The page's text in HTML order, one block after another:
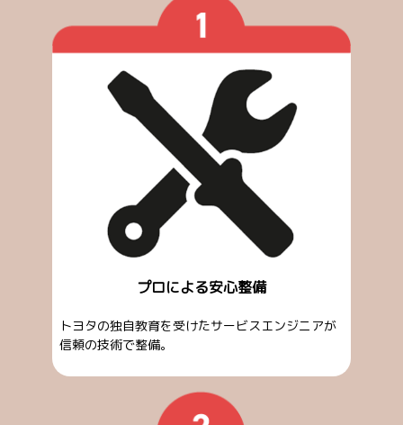
プロによる安心整備
トヨタの独自教育を受けたサービスエンジニアが
信頼の技術で整備。